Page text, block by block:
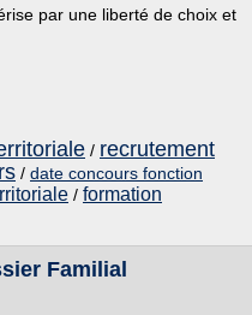
par une liberté de choix et
/ recrutement
/ date concours fonction
/ formation
Familial